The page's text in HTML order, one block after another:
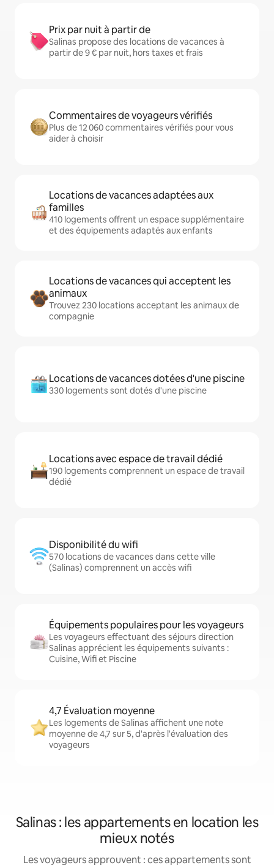
Prix par nuit à partir de
Salinas propose des locations de vacances à
partir de 9 € par nuit, hors taxes et frais
Commentaires de voyageurs vérifiés
Plus de 12 060 commentaires vérifiés pour vous
aider à choisir
Locations de vacances adaptées aux
familles
410 logements offrent un espace supplémentaire
et des équipements adaptés aux enfants
Locations de vacances qui acceptent les
animaux
Trouvez 230 locations acceptant les animaux de
compagnie
Locations de vacances dotées d'une piscine
330 logements sont dotés d'une piscine
Locations avec espace de travail dédié
190 logements comprennent un espace de travail
dédié
Disponibilité du wifi
570 locations de vacances dans cette ville
(Salinas) comprennent un accès wifi
Équipements populaires pour les voyageurs
Les voyageurs effectuant des séjours direction
Salinas apprécient les équipements suivants :
Cuisine, Wifi et Piscine
4,7 Évaluation moyenne
Les logements de Salinas affichent une note
moyenne de 4,7 sur 5, d'après l'évaluation des
voyageurs
Salinas : les appartements en location les
mieux notés
Les voyageurs approuvent : ces appartements sont